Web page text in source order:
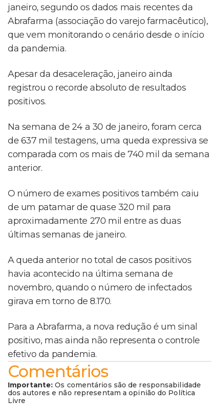
janeiro, segundo os dados mais recentes da
Abrafarma (associação do varejo farmacêutico),
que vem monitorando o cenário desde o início
da pandemia.
Apesar da desaceleração, janeiro ainda
registrou o recorde absoluto de resultados
positivos.
Na semana de 24 a 30 de janeiro, foram cerca
de 637 mil testagens, uma queda expressiva se
comparada com os mais de 740 mil da semana
anterior.
O número de exames positivos também caiu
de um patamar de quase 320 mil para
aproximadamente 270 mil entre as duas
últimas semanas de janeiro.
A queda anterior no total de casos positivos
havia acontecido na última semana de
novembro, quando o número de infectados
girava em torno de 8.170.
Para a Abrafarma, a nova redução é um sinal
positivo, mas ainda não representa o controle
efetivo da pandemia.
Comentários
Importante: Os comentários são de responsabilidade
dos autores e não representam a opinião do Política
Livre